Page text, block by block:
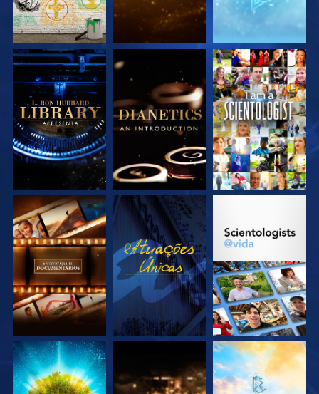
EXPLORE A SÉRIE EXPLORE A SÉRIE VEJA
EXPLORE A SÉRIE VEJA EXPLORE A SÉRIE
EXPLORE A SÉRIE EXPLORE A SÉRIE EXPLORE A SÉRIE